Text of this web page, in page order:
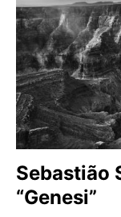
Sebastião
“Genesi”